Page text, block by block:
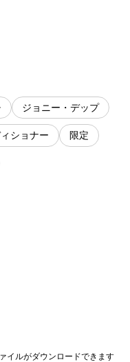
ジョニー・デップ
ショナー 限定
イルがダウンロードできます